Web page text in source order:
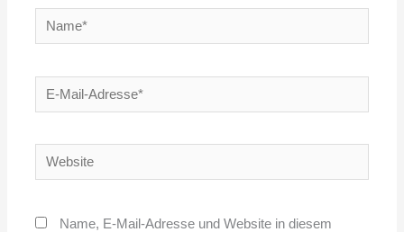
Name*
E-
Mail-
Website
Name, E-Mail-Adresse und Website in diesem